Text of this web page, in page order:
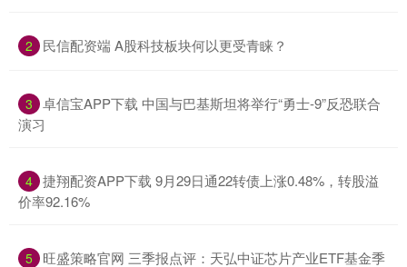
2 ​民信配资端 A股科技板块何以更受青睐？
3 ​卓信宝APP下载 中国与巴基斯坦将举行“勇士-9”反恐联合
演习
4 ​捷翔配资APP下载 9月29日通22转债上涨0.48%，转股溢
价率92.16%
5 ​旺盛策略官网 三季报点评：天弘中证芯片产业ETF基金季